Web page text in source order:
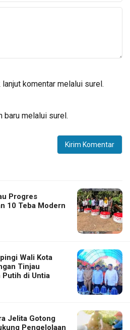
komentar melalui surel.
baru melalui surel.
Progres
10 Teba Modern
Wali Kota
Tinjau
Putih di Untia
Jelita Gotong
Pengelolaan